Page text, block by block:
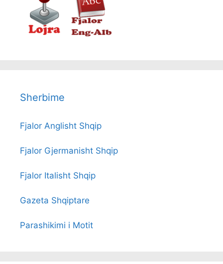
Sherbime
Fjalor Anglisht Shqip
Fjalor Gjermanisht Shqip
Fjalor Italisht Shqip
Gazeta Shqiptare
Parashikimi i Motit